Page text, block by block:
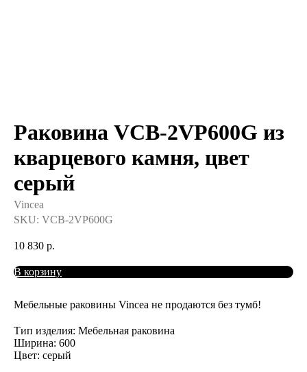
Раковина VCB-2VP600G из
кварцевого камня, цвет
серый
Vincea
SKU: VCB-2VP600G
10 830 р.
В корзину
Мебельные раковины Vincea не продаются без тумб!
Тип изделия: Мебельная раковина
Ширина: 600
Цвет: серый